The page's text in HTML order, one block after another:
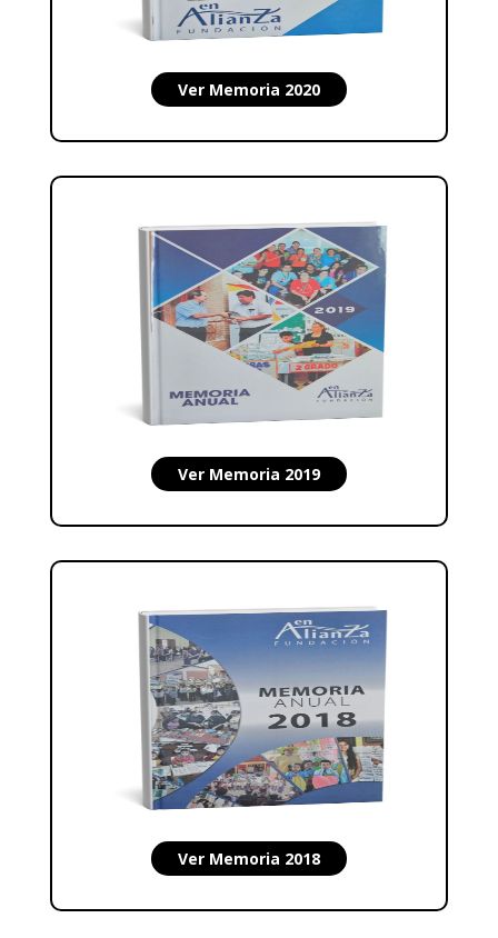
Ver Memoria 2020
Ver Memoria 2019
Ver Memoria 2018